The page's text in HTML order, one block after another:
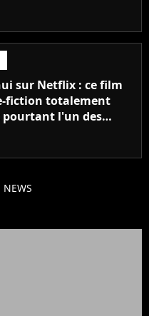
de l'année"
sur Netflix : ce film
fiction totalement
pourtant l'un des
années 2010
NEWS